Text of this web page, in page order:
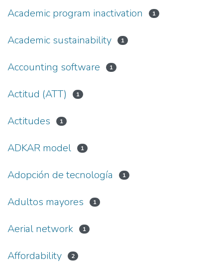
Academic program inactivation 1
Academic sustainability 1
Accounting software 1
Actitud (ATT) 1
Actitudes 1
ADKAR model 1
Adopción de tecnología 1
Adultos mayores 1
Aerial network 1
Affordability 2